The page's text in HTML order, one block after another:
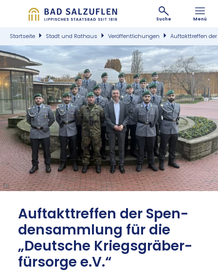
Suche Menü
Startseite Stadt und Rathaus Veröffentlichungen Auftakttreffen der
©
Auf­takt­tref­fen der Spen­
den­samm­lung für die
„Deut­sche Kriegs­grä­ber­
für­sor­ge e.V.“